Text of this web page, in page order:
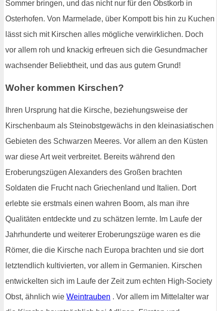
Sommer bringen, und das nicht nur für den Obstkorb in
Osterhofen. Von Marmelade, über Kompott bis hin zu Kuchen
lässt sich mit Kirschen alles mögliche verwirklichen. Doch
vor allem roh und knackig erfreuen sich die Gesundmacher
wachsender Beliebtheit, und das aus gutem Grund!
Woher kommen Kirschen?
Ihren Ursprung hat die Kirsche, beziehungsweise der
Kirschenbaum als Steinobstgewächs in den kleinasiatischen
Gebieten des Schwarzen Meeres. Vor allem an den Küsten
war diese Art weit verbreitet. Bereits während den
Eroberungszügen Alexanders des Großen brachten
Soldaten die Frucht nach Griechenland und Italien. Dort
erlebte sie erstmals einen wahren Boom, als man ihre
Qualitäten entdeckte und zu schätzen lernte. Im Laufe der
Jahrhunderte und weiterer Eroberungszüge waren es die
Römer, die die Kirsche nach Europa brachten und sie dort
letztendlich kultivierten, vor allem in Germanien. Kirschen
entwickelten sich im Laufe der Zeit zum echten High-Society
Obst, ähnlich wie Weintrauben . Vor allem im Mittelalter war